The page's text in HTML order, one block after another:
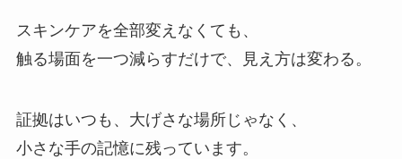
スキンケアを全部変えなくても、
触る場面を一つ減らすだけで、見え方は変わる。
証拠はいつも、大げさな場所じゃなく、
小さな手の記憶に残っています。